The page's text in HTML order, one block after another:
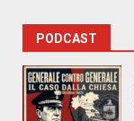
PODCAST